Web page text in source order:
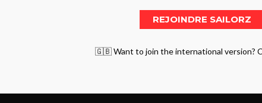
🇬🇧 Want to join the international version?